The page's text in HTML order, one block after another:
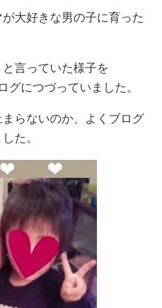
大好きな男の子に育った
と言っていた様子を
グにつづっていました。
らないのか、よくブログ
た。